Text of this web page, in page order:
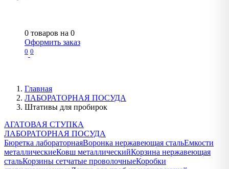
0 товаров на 0
Оформить заказ
0 0
Главная
ЛАБОРАТОРНАЯ ПОСУДА
Штативы для пробирок
АГАТОВАЯ СТУПКА
ЛАБОРАТОРНАЯ ПОСУДА
Бюретка лабораторнаяВоронка нержавеющая стальЕмкости
металлическиеКовш металлическийКорзина нержавеющая
стальКорзины сетчатые проволочныеКоробки